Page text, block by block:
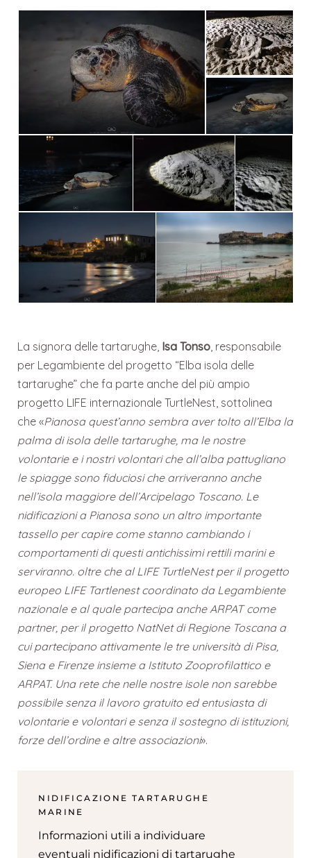
La signora delle tartarughe, Isa Tonso, responsabile
per Legambiente del progetto “Elba isola delle
tartarughe” che fa parte anche del più ampio
progetto LIFE internazionale TurtleNest, sottolinea
che «Pianosa quest’anno sembra aver tolto all’Elba la
palma di isola delle tartarughe, ma le nostre
volontarie e i nostri volontari che all’alba pattugliano
le spiagge sono fiduciosi che arriveranno anche
nell’isola maggiore dell’Arcipelago Toscano. Le
nidificazioni a Pianosa sono un altro importante
tassello per capire come stanno cambiando i
comportamenti di questi antichissimi rettili marini e
serviranno. oltre che al LIFE TurtleNest per il progetto
europeo LIFE Tartlenest coordinato da Legambiente
nazionale e al quale partecipa anche ARPAT come
partner, per il progetto NatNet di Regione Toscana a
cui partecipano attivamente le tre università di Pisa,
Siena e Firenze insieme a Istituto Zooprofilattico e
ARPAT. Una rete che nelle nostre isole non sarebbe
possibile senza il lavoro gratuito ed entusiasta di
volontarie e volontari e senza il sostegno di istituzioni,
forze dell’ordine e altre associazioni».
NIDIFICAZIONE TARTARUGHE
MARINE
Informazioni utili a individuare
eventuali nidificazioni di tartarughe